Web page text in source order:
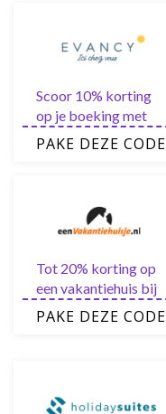
Scoor 10% korting
op je boeking met
deze Evancy
PAKE DEZE CODE
Tot 20% korting op
een vakantiehuis bij
eenVakantiehuisje
PAKE DEZE CODE